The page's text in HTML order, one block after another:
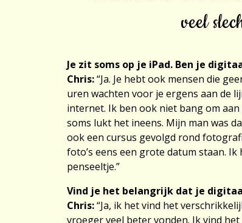
veel
Je zit soms op je iPad. Ben je
Chris:“Ja. Je hebt ook mensen die
uren wachten voor je ergens aan de
internet. Ik ben ook niet bang om
soms lukt het ineens. Mijn man was
ook een cursus gevolgd rond
foto’s eens een grote datum staan.
penseeltje.”
Vind je het belangrijk dat je
Chris:“Ja, ik het vind het
vroeger veel beter vonden. Ik vind